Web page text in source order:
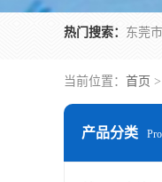
热门搜索：
当前位置： 首页 >
产品分类